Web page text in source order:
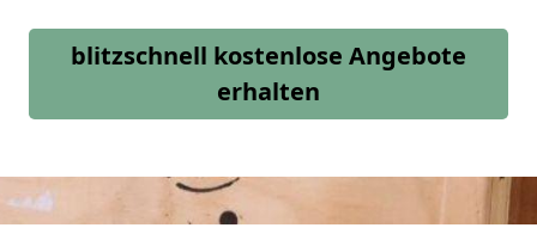
blitzschnell kostenlose Angebote
erhalten